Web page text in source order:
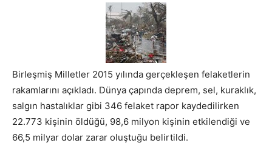
Birleşmiş Milletler 2015 yılında gerçekleşen felaketlerin
rakamlarını açıkladı. Dünya çapında deprem, sel, kuraklık,
salgın hastalıklar gibi 346 felaket rapor kaydedilirken
22.773 kişinin öldüğü, 98,6 milyon kişinin etkilendiği ve
66,5 milyar dolar zarar oluştuğu belirtildi.